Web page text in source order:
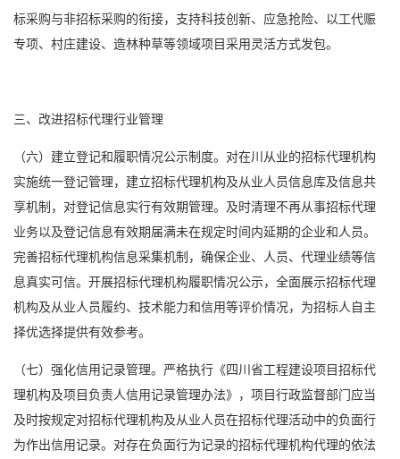
标采购与非招标采购的衔接，支持科技创新、应急抢险、以工代赈
专项、村庄建设、造林种草等领域项目采用灵活方式发包。
三、改进招标代理行业管理
（六）建立登记和履职情况公示制度。对在川从业的招标代理机构
实施统一登记管理，建立招标代理机构及从业人员信息库及信息共
享机制，对登记信息实行有效期管理。及时清理不再从事招标代理
业务以及登记信息有效期届满未在规定时间内延期的企业和人员。
完善招标代理机构信息采集机制，确保企业、人员、代理业绩等信
息真实可信。开展招标代理机构履职情况公示，全面展示招标代理
机构及从业人员履约、技术能力和信用等评价情况，为招标人自主
择优选择提供有效参考。
（七）强化信用记录管理。严格执行《四川省工程建设项目招标代
理机构及项目负责人信用记录管理办法》，项目行政监督部门应当
及时按规定对招标代理机构及从业人员在招标代理活动中的负面行
为作出信用记录。对存在负面行为记录的招标代理机构代理的依法